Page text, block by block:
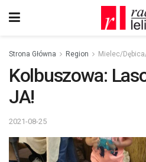
Strona Główna Region Mielec/
Kolbuszowa:
JA!
2021-08-25